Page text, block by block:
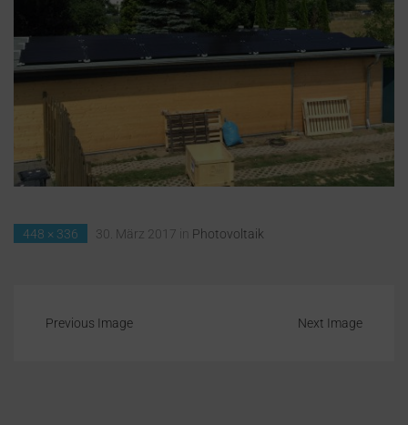
448 × 336 30. März 2017 in Photovoltaik
Previous Image Next Image